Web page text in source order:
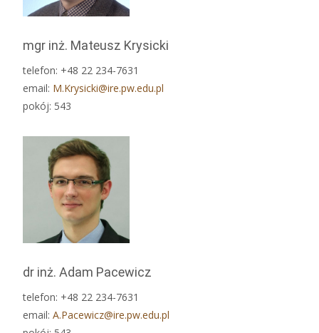
mgr inż. Mateusz Krysicki
telefon: +48 22 234-7631
email: M.Krysicki@ire.pw.edu.pl
pokój: 543
dr inż. Adam Pacewicz
telefon: +48 22 234-7631
email: A.Pacewicz@ire.pw.edu.pl